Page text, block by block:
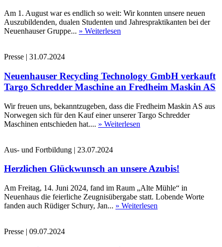
Am 1. August war es endlich so weit: Wir konnten unsere neuen
Auszubildenden, dualen Studenten und Jahrespraktikanten bei der
Neuenhauser Gruppe... » Weiterlesen
Presse | 31.07.2024
Neuenhauser Recycling Technology GmbH verkauft
Targo Schredder Maschine an Fredheim Maskin AS
Wir freuen uns, bekanntzugeben, dass die Fredheim Maskin AS aus
Norwegen sich für den Kauf einer unserer Targo Schredder
Maschinen entschieden hat.... » Weiterlesen
Aus- und Fortbildung | 23.07.2024
Herzlichen Glückwunsch an unsere Azubis!
Am Freitag, 14. Juni 2024, fand im Raum „Alte Mühle“ in
Neuenhaus die feierliche Zeugnisübergabe statt. Lobende Worte
fanden auch Rüdiger Schury, Jan... » Weiterlesen
Presse | 09.07.2024